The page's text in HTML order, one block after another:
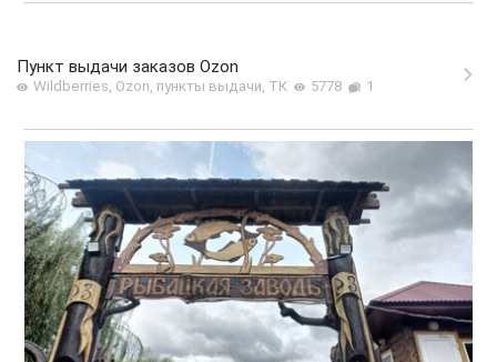
Пункт выдачи заказов Ozon
Wildberries, Ozon, пункты выдачи, ТК 5778 1